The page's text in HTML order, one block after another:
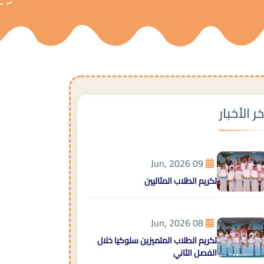
الأخبار
تكريم الطلاب المثاليين
08 Jun, 2026
تكريم الطلاب المتميزين سلوكيا خلال
الفصل الثاني